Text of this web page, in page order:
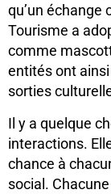
qu’un échange
Tourisme a
comme
entités ont
sorties
Il y a quelque
interactions.
chance à
social.